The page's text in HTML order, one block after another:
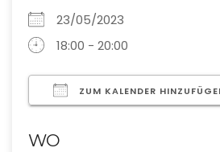
23/05/2023
18:00 - 20:00
ZUM KALENDER
WO